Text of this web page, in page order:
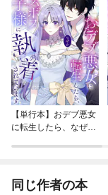
【単行本】おデブ悪女
に転生したら、なぜか
同じ作者の本